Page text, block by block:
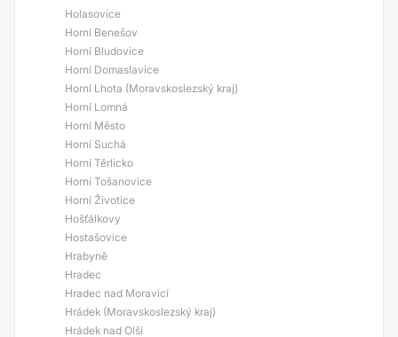
Holasovice
Horní Benešov
Horní Bludovice
Horní Domaslavice
Horní Lhota (Moravskoslezský kraj)
Horní Lomná
Horní Město
Horní Suchá
Horní Těrlicko
Horní Tošanovice
Horní Životice
Hošťálkovy
Hostašovice
Hrabyně
Hradec
Hradec nad Moravicí
Hrádek (Moravskoslezský kraj)
Hrádek nad Olší